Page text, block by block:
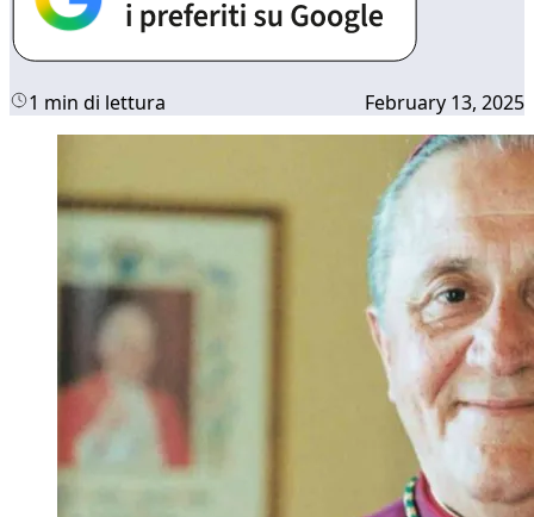
1 min di lettura February 13, 2025